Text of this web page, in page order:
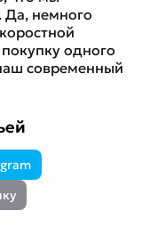
Да, немного
одного
современный